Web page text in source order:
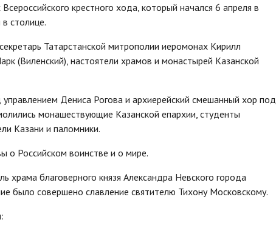
крестного хода, который начался 6 апреля в
столице.
Татарстанской митрополии иеромонах Кирилл
(Виленский), настоятели храмов и монастырей Казанской
Дениса Рогова и архиерейский смешанный хор под
монашествующие Казанской епархии, студенты
Казани и паломники.
о Российском воинстве и о мире.
храма благоверного князя Александра Невского города
было совершено славление святителю Тихону Московскому.